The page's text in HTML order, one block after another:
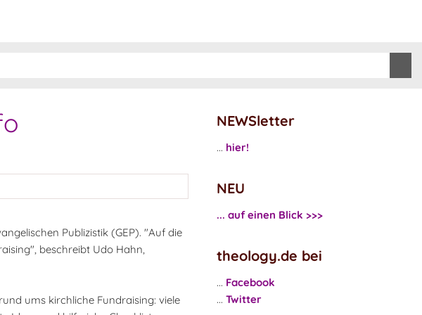
Publizistik (GEP). "Auf die
beschreibt Udo Hahn,
ums kirchliche Fundraising: viele
NEWSletter
... hier!
NEU
... auf einen Blick >>>
theology.de bei
... Facebook
... Twitter